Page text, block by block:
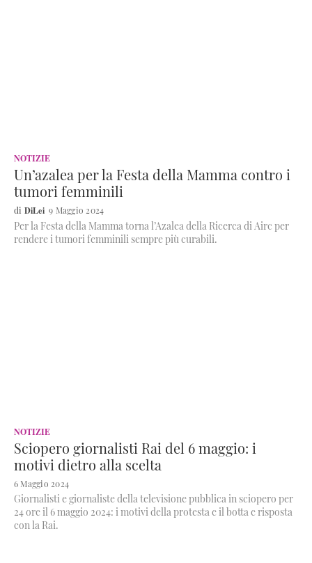
NOTIZIE
Un’azalea per la Festa della Mamma contro i
tumori femminili
DiLei 9 Maggio 2024
Per la Festa della Mamma torna l’Azalea della Ricerca di Airc per
rendere i tumori femminili sempre più curabili.
NOTIZIE
Sciopero giornalisti Rai del 6 maggio: i
motivi dietro alla scelta
6 Maggio 2024
Giornalisti e giornaliste della televisione pubblica in sciopero per
24 ore il 6 maggio 2024: i motivi della protesta e il botta e risposta
con la Rai.